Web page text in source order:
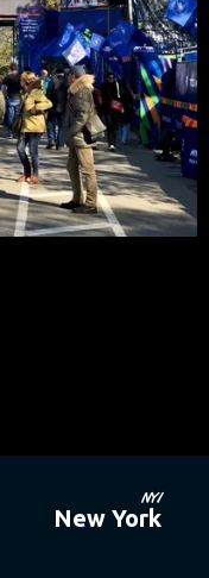
NY1
New York